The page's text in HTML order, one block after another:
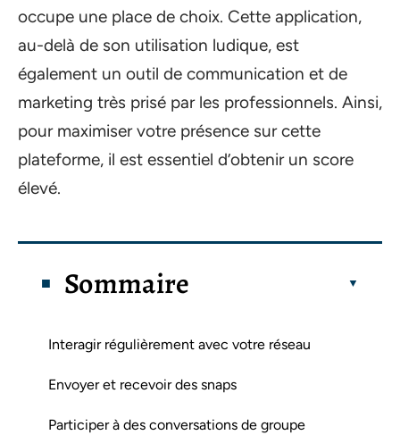
occupe une place de choix. Cette application,
au-delà de son utilisation ludique, est
également un outil de communication et de
marketing très prisé par les professionnels. Ainsi,
pour maximiser votre présence sur cette
plateforme, il est essentiel d’obtenir un score
élevé.
Sommaire
Interagir régulièrement avec votre réseau
Envoyer et recevoir des snaps
Participer à des conversations de groupe